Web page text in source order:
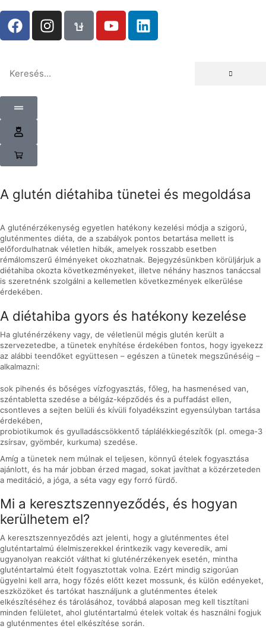
A glutén diétahiba tünetei és megoldása
A gluténérzékenység egyetlen hatékony kezelési módja a szigorú,
gluténmentes diéta, de a szabályok pontos betartása mellett is
előfordulhatnak véletlen hibák, amelyek rosszabb esetben
rémálomszerű élményeket okozhatnak. Bejegyzésünkben körüljárjuk a
diétahiba okozta következményeket, illetve néhány hasznos tanáccsal
is szeretnénk szolgálni a kellemetlen következmények elkerülése
érdekében.
A diétahiba gyors és hatékony kezelése
Ha gluténérzékeny vagy, de véletlenül mégis glutén került a
szervezetedbe, a tünetek enyhítése érdekében fontos, hogy igyekezz
az alábbi teendőket együttesen – egészen a tünetek megszűnéséig –
alkalmazni:
sok pihenés és bőséges vízfogyasztás, főleg, ha hasmenésed van,
széntabletta szedése a bélgáz-képződés és a puffadást ellen,
csontleves a sejten belüli és kívüli folyadékszint egyensúlyban tartása
érdekében,
probiotikumok és gyulladáscsökkentő táplálékkiegészítők (pl. omega-3
zsírsav, gyömbér, kurkuma) szedése.
Amíg a tünetek nem múlnak el teljesen, könnyű ételek fogyasztása
ajánlott, és ha már jobban érzed magad, sokat javíthat a közérzeteden
a meditáció, a jóga, a séta vagy egy forró fürdő.
Mi a keresztszennyeződés, és hogyan
kerülhetem el?
A keresztszennyeződés azt jelenti, hogy a gluténmentes étel
gluténtartalmú élelmiszerekkel érintkezik vagy keveredik, ami
ugyanolyan reakciót válthat ki gluténérzékenyek esetén, mintha
gluténtartalmú ételt fogyasztottak volna. Ezért mindig szigorúan
ügyelni kell arra, hogy főzés előtt kezet mossunk, és külön edényeket,
eszközöket és tartókat használjunk a gluténmentes ételek
elkészítéséhez és tárolásához, továbbá alaposan meg kell tisztítani
minden felületet, ahol gluténtartalmú ételek voltak és használni fogjuk
a gluténmentes étel elkészítése során.